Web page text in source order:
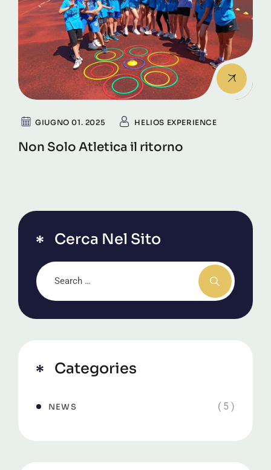
GIUGNO 01. 2025 HELIOS EXPERIENCE
Non Solo Atletica il ritorno
Cerca Nel Sito
Categories
NEWS ( 5 )